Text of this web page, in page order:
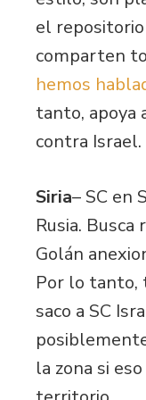
el
comparten
hemos
tanto, apoya
contra Israel.
Siria– SC en
Rusia.
Golán
Por lo tanto,
saco a SC
la zona si